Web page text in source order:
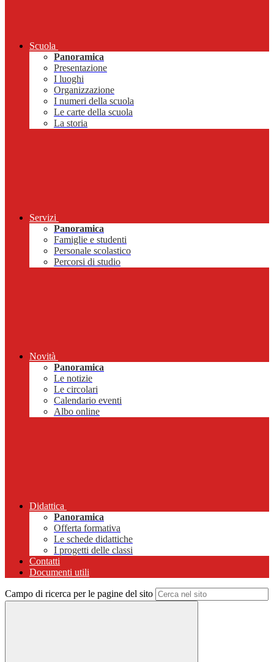
Scuola
Panoramica
Presentazione
I luoghi
Organizzazione
I numeri della scuola
Le carte della scuola
La storia
Servizi
Panoramica
Famiglie e studenti
Personale scolastico
Percorsi di studio
Novità
Panoramica
Le notizie
Le circolari
Calendario eventi
Albo online
Didattica
Panoramica
Offerta formativa
Le schede didattiche
I progetti delle classi
Contatti
Documenti utili
Campo di ricerca per le pagine del sito